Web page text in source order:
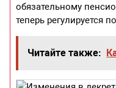
обязательному
теперь регулируется
Читайте также: